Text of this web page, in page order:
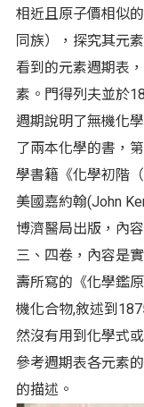
相近且原子價相似
同族），探究其元
看到的元素週期表
素。門得列夫並於
週期說明了無機化
了兩本化學的書，
學書籍《化學初階
美國嘉約翰(John
博濟醫局出版，內
三、四卷，內容是
壽所寫的《化學鑑
機化合物,敘述到
然沒有用到化學式
參考週期表各元素
的描述。